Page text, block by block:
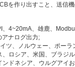
を作り出すこと、送信
、4~20mA、雄鹿、
ナログ出力;
ツ、ノルウェー、ポー
ロシア、米国、ブラジ
ドネシア、ウルグアイ